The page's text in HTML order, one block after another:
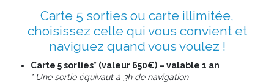
Carte 5 sorties ou carte illimitée,
choisissez celle qui vous convient et
naviguez quand vous voulez !
Carte 5 sorties* (valeur 650€) – valable 1 an
* Une sortie équivaut à 3h de navigation